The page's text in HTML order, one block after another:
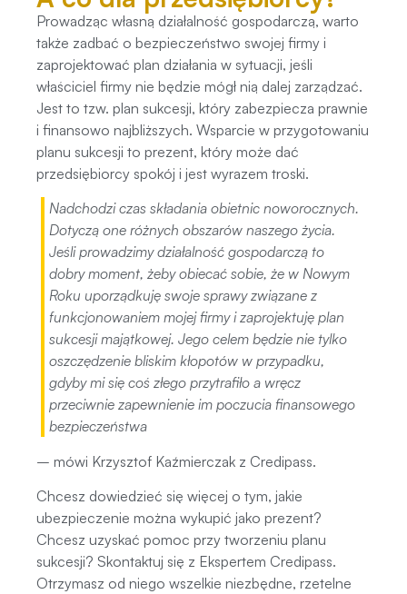
Prowadząc własną działalność gospodarczą, warto
także zadbać o bezpieczeństwo swojej firmy i
zaprojektować plan działania w sytuacji, jeśli
właściciel firmy nie będzie mógł nią dalej zarządzać.
Jest to tzw. plan sukcesji, który zabezpiecza prawnie
i finansowo najbliższych. Wsparcie w przygotowaniu
planu sukcesji to prezent, który może dać
przedsiębiorcy spokój i jest wyrazem troski.
Nadchodzi czas składania obietnic noworocznych.
Dotyczą one różnych obszarów naszego życia.
Jeśli prowadzimy działalność gospodarczą to
dobry moment, żeby obiecać sobie, że w Nowym
Roku uporządkuję swoje sprawy związane z
funkcjonowaniem mojej firmy i zaprojektuję plan
sukcesji majątkowej. Jego celem będzie nie tylko
oszczędzenie bliskim kłopotów w przypadku,
gdyby mi się coś złego przytrafiło a wręcz
przeciwnie zapewnienie im poczucia finansowego
bezpieczeństwa
– mówi Krzysztof Kaźmierczak z Credipass.
Chcesz dowiedzieć się więcej o tym, jakie
ubezpieczenie można wykupić jako prezent?
Chcesz uzyskać pomoc przy tworzeniu planu
sukcesji? Skontaktuj się z Ekspertem Credipass.
Otrzymasz od niego wszelkie niezbędne, rzetelne